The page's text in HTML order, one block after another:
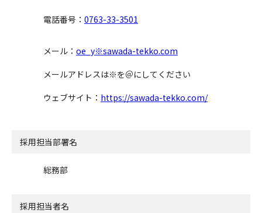
電話番号： 0763-33-3501
メール： oe_y※sawada-tekko.com
メールアドレスは※を＠にしてください
ウェブサイト： https://sawada-tekko.com/
採用担当部署名
総務部
採用担当者名